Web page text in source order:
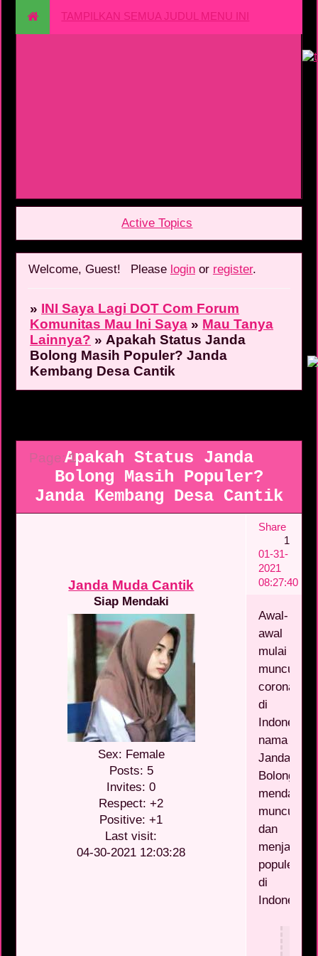
TAMPILKAN SEMUA JUDUL MENU INI
Active Topics
Welcome, Guest! Please loginor register.
» INI Saya Lagi DOT Com Forum
Komunitas Mau Ini Saya » Mau Tanya
Lainnya? » Apakah Status Janda
Bolong Masih Populer? Janda
Kembang Desa Cantik
Apakah Status Janda
Bolong Masih Populer?
Janda Kembang Desa Cantik
Page:1
Share
1
01-31-
2021
08:27:40
Janda Muda Cantik
Siap Mendaki
Sex: Female
Posts: 5
Invites: 0
Respect: +2
Positive: +1
Last visit:
04-30-2021 12:03:28
Awal-
awal
mulai
munculnya
corona
di
Indonesia,
nama
Janda
Bolong
mendadak
muncul
dan
menjadi
populer
di
Indonesi.